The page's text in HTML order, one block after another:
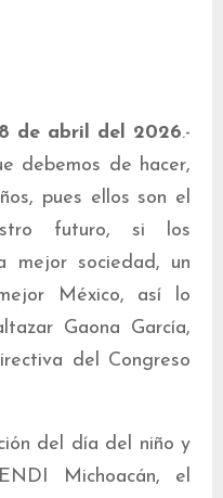
de abril del 2026.-
debemos de hacer,
pues ellos son el
futuro, si los
mejor sociedad, un
México, así lo
Gaona García,
del Congreso
del día del niño y
Michoacán, el